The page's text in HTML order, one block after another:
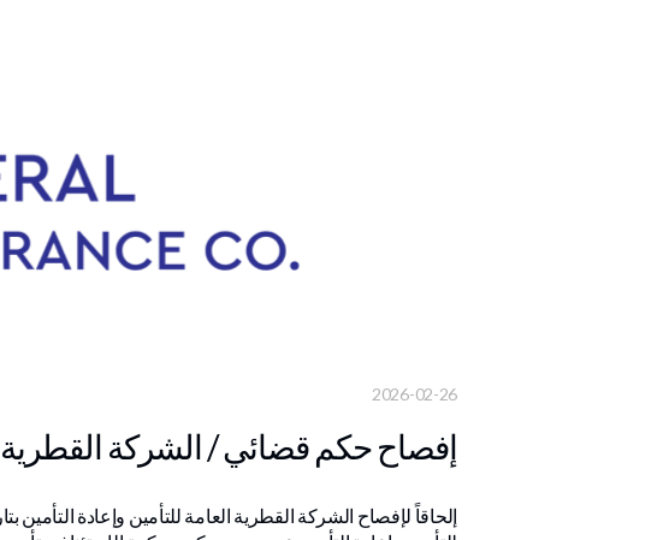
2026-02-26
إفصاح حكم قضائي / الشركة القطرية